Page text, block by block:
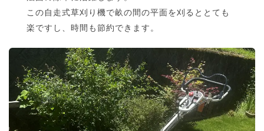
この自走式草刈り機で畝の間の平面を刈るととても
楽ですし、時間も節約できます。